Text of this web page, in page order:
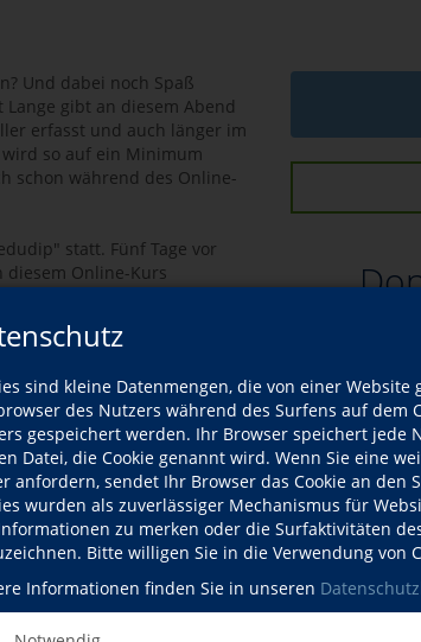
sind kleine Datenmengen, die von einer Website
des Nutzers während des Surfens auf dem
gespeichert werden. Ihr Browser speichert jede
Datei, die Cookie genannt wird. Wenn Sie eine
anfordern, sendet Ihr Browser das Cookie an den
wurden als zuverlässiger Mechanismus für
zu merken oder die Surfaktivitäten
Bitte willigen Sie in die Verwendung von
Informationen finden Sie in unseren
Kursnummer
Dozentin
Datum
Gebühr
Und dabei noch Spaß
gibt an diesem Abend
erfasst und auch länger im
so auf ein Minimum
schon während des Online-
statt. Fünf Tage vor
diesem Online-Kurs
Webcam, Mikrofon,
seit 30 Jahren Erfahrung als
an der Friedrich-Alexander-
Nürnberg. Seine Bücher
es in die Top-10 der